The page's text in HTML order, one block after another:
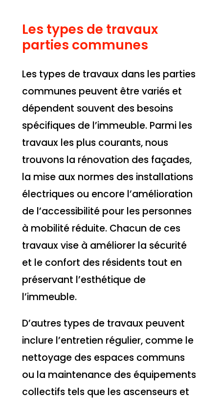
Les types de travaux
parties communes
Les types de travaux dans les parties
communes peuvent être variés et
dépendent souvent des besoins
spécifiques de l’immeuble. Parmi les
travaux les plus courants, nous
trouvons la rénovation des façades,
la mise aux normes des installations
électriques ou encore l’amélioration
de l’accessibilité pour les personnes
à mobilité réduite. Chacun de ces
travaux vise à améliorer la sécurité
et le confort des résidents tout en
préservant l’esthétique de
l’immeuble.
D’autres types de travaux peuvent
inclure l’entretien régulier, comme le
nettoyage des espaces communs
ou la maintenance des équipements
collectifs tels que les ascenseurs et